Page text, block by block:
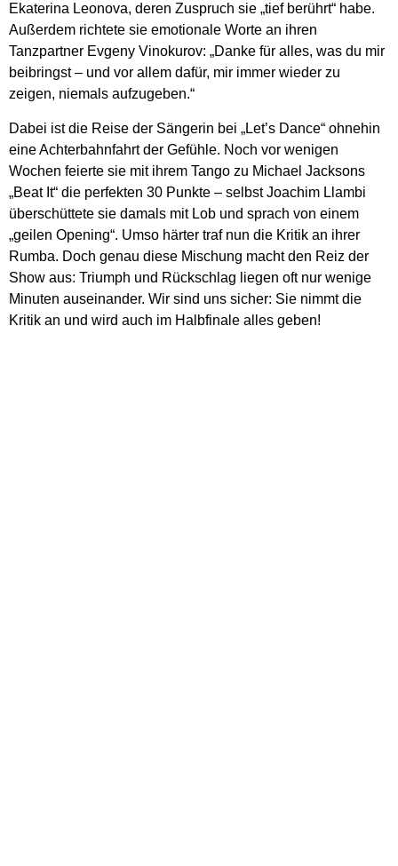
Ekaterina Leonova, deren Zuspruch sie „tief berührt“ habe.
Außerdem richtete sie emotionale Worte an ihren
Tanzpartner Evgeny Vinokurov: „Danke für alles, was du mir
beibringst – und vor allem dafür, mir immer wieder zu
zeigen, niemals aufzugeben.“
Dabei ist die Reise der Sängerin bei „Let’s Dance“ ohnehin
eine Achterbahnfahrt der Gefühle. Noch vor wenigen
Wochen feierte sie mit ihrem Tango zu Michael Jacksons
„Beat It“ die perfekten 30 Punkte – selbst Joachim Llambi
überschüttete sie damals mit Lob und sprach von einem
„geilen Opening“. Umso härter traf nun die Kritik an ihrer
Rumba. Doch genau diese Mischung macht den Reiz der
Show aus: Triumph und Rückschlag liegen oft nur wenige
Minuten auseinander. Wir sind uns sicher: Sie nimmt die
Kritik an und wird auch im Halbfinale alles geben!